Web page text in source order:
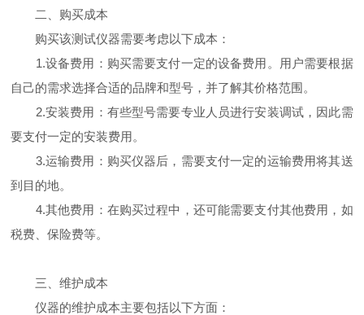
二、购买成本
购买该测试仪器需要考虑以下成本：
1.设备费用：购买需要支付一定的设备费用。用户需要根据
自己的需求选择合适的品牌和型号，并了解其价格范围。
2.安装费用：有些型号需要专业人员进行安装调试，因此需
要支付一定的安装费用。
3.运输费用：购买仪器后，需要支付一定的运输费用将其送
到目的地。
4.其他费用：在购买过程中，还可能需要支付其他费用，如
税费、保险费等。
三、维护成本
仪器的维护成本主要包括以下方面：